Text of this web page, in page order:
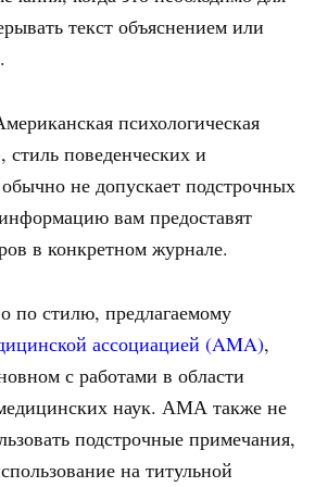
текст объяснением или
психологическая
поведенческих и
не допускает подстрочных
вам предоставят
в конкретном журнале.
по стилю, предлагаемому
ассоциацией (AMA),
с работами в области
наук. АМА также не
подстрочные примечания,
на титульной